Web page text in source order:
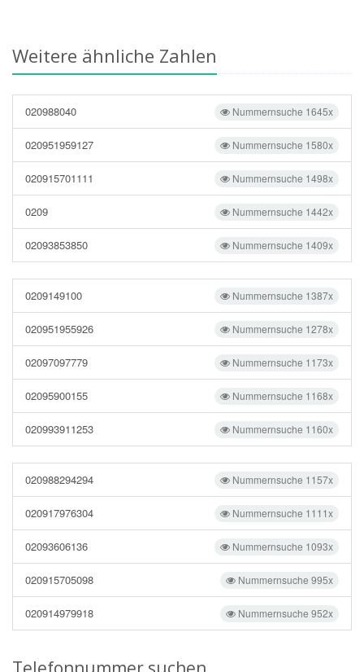
Weitere ähnliche Zahlen
Nummernsuche 1645x
020988040
Nummernsuche 1580x
020951959127
Nummernsuche 1498x
020915701111
Nummernsuche 1442x
0209
Nummernsuche 1409x
02093853850
Nummernsuche 1387x
0209149100
Nummernsuche 1278x
020951955926
Nummernsuche 1173x
02097097779
Nummernsuche 1168x
02095900155
Nummernsuche 1160x
020993911253
Nummernsuche 1157x
020988294294
Nummernsuche 1111x
020917976304
Nummernsuche 1093x
02093606136
Nummernsuche 995x
020915705098
Nummernsuche 952x
020914979918